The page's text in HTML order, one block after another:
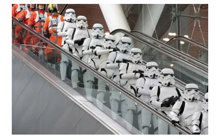
SUMEDANG
WN
CIANJUR
WN
KEPULAUAN